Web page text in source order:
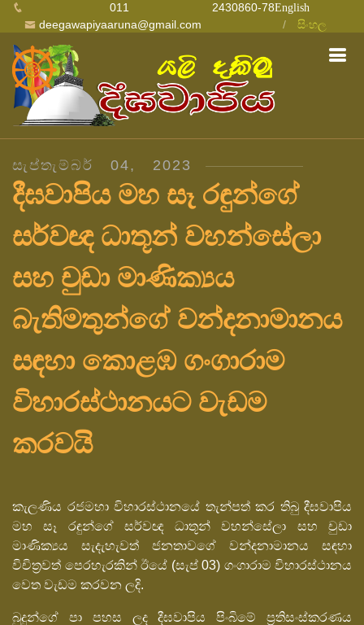
011 2430860-78
deegawapiyaaruna@gmail.com
English
සිංහල
සැප්තැම්බර් 04, 2023
දීඝවාපිය මහ සෑ රඳුන්ගේ
සර්වඥ ධාතූන් වහන්සේලා
සහ චුඩා මාණික්‍යය
බැතිමතුන්ගේ වන්දනාමානය
සඳහා කොළඹ ගංගාරාම
විහාරස්ථානයට වැඩම
කරවයි
කැලණිය රජමහා විහාරස්ථානයේ තැන්පත් කර තිබු දීඝවාපිය
මහ සෑ රඳුන්ගේ සර්වඥ ධාතූන් වහන්සේලා සහ චුඩා
මාණික්‍යය සැදැහැවත් ජනතාවගේ වන්දනාමානය සඳහා
විචිත්‍රවත් පෙරහැරකින් ඊයේ (සැප් 03) ගංගාරාම විහාරස්ථානය
වෙත වැඩම කරවන ලදි.
බුදුන්ගේ පා පහස ලද දීඝවාපිය පිංබිමේ ප්‍රතිසංස්කරණය